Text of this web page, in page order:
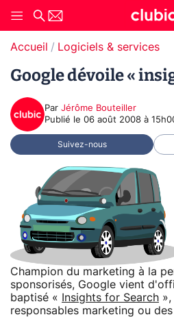
Accueil Logiciels & services
Google dévoile «
Par Jérôme Bouteiller
Publié le 06 août 2008 à
Suivez-nous
Champion du marketing à la
sponsorisés, Google vient
baptisé «
Insights for Search
responsables marketing ou